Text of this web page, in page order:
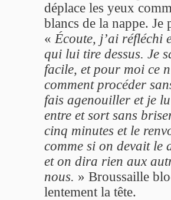
déplace les yeux
blancs de la nappe.
« Écoute, j’ai réfléchi
qui lui tire dessus. Je
facile, et pour moi ce
comment procéder
fais agenouiller et je
entre et sort sans
cinq minutes et le
comme si on devait le
et on dira rien aux
nous. » Broussaille
lentement la tête.